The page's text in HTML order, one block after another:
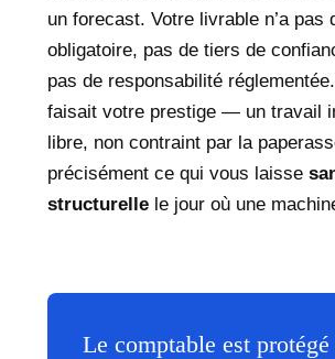
un forecast. Votre livrable n’a pas
obligatoire, pas de tiers de
pas de responsabilité
faisait votre prestige — un travail
libre, non contraint par la
précisément ce qui vous laisse
structurellele jour où une
Le comptable est